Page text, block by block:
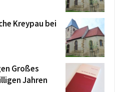
Kreypau bei
Großes
Jahren